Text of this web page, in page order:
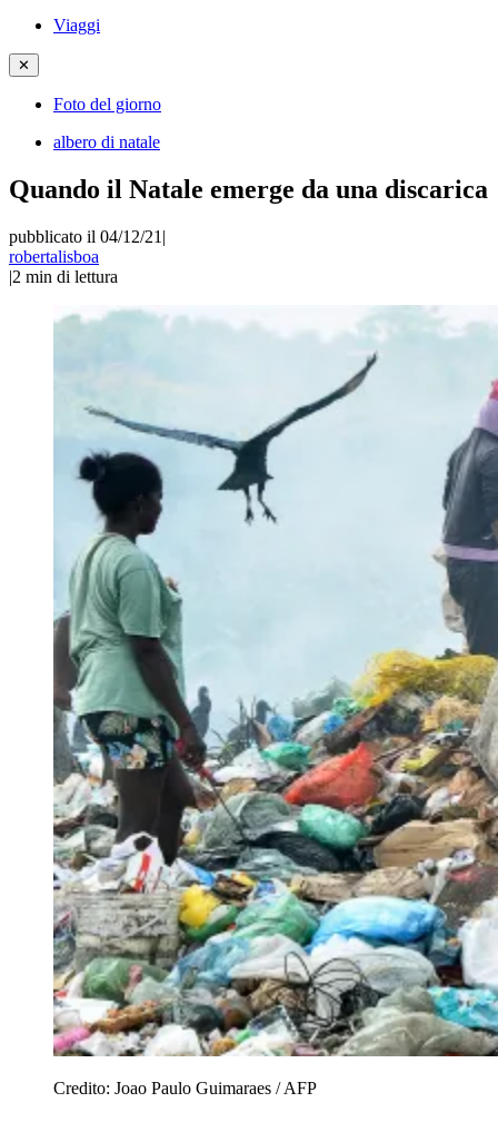
Viaggi
✕
Foto del giorno
albero di natale
Quando il Natale emerge da una discarica
pubblicato il 04/12/21 |
robertalisboa
|2 min di lettura
Credito: Joao Paulo Guimaraes / AFP